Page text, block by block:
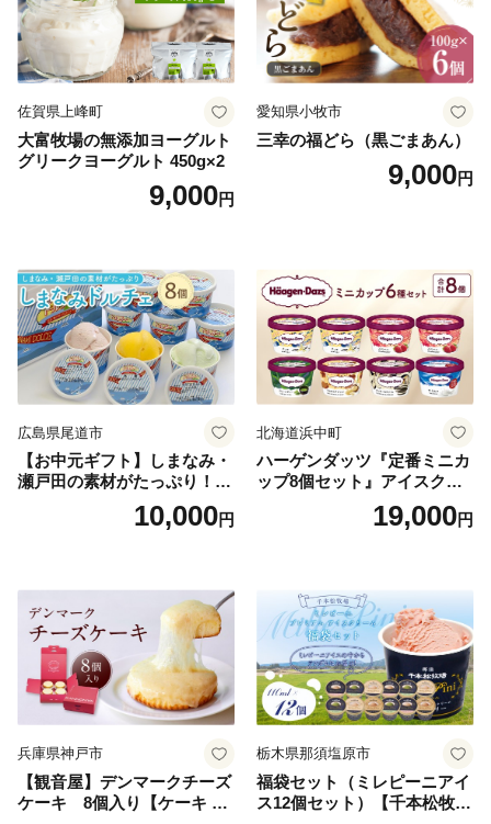
佐賀県上峰町
大富牧場の無添加ヨーグルト
グリークヨーグルト 450g×2
9,000円
愛知県小牧市
三幸の福どら（黒ごまあん）
9,000円
広島県尾道市
【お中元ギフト】しまなみ・
瀬戸田の素材がたっぷり！ジ
10,000円
北海道浜中町
ハーゲンダッツ『定番ミニカ
ップ8個セット』アイスクリ
ーム アイス スイーツ デザー
19,000円
兵庫県神戸市
【観音屋】デンマークチーズ
ケーキ 8個入り【ケーキ チ
栃木県那須塩原市
福袋セット（ミレピーニアイ
ス12個セット）【千本松牧